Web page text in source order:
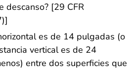
descanso? [29 CFR
es de 14 pulgadas (o
vertical es de 24
entre dos superficies que